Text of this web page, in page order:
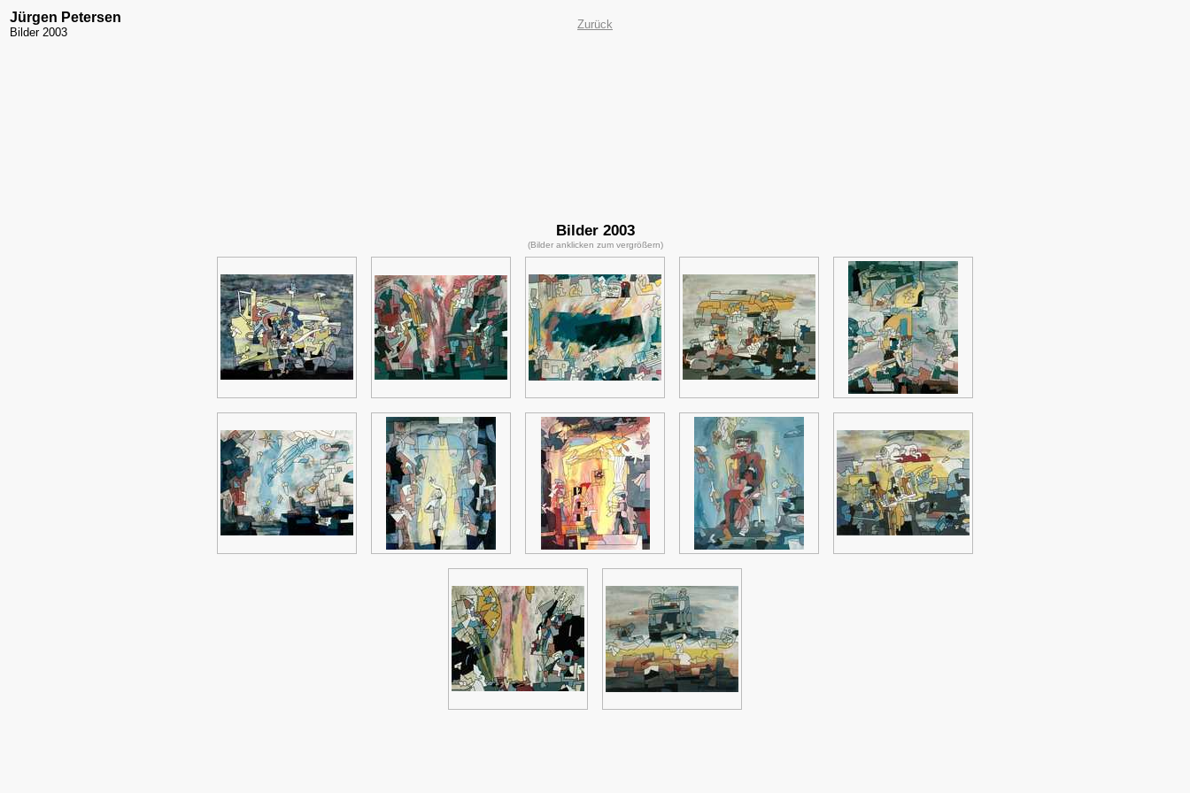
Jürgen Petersen
Bilder 2003
Zurück
Bilder 2003
(Bilder anklicken zum vergrößern)